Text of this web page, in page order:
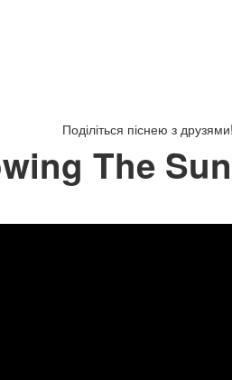
Поділіться піснею з друзями!
The Sun